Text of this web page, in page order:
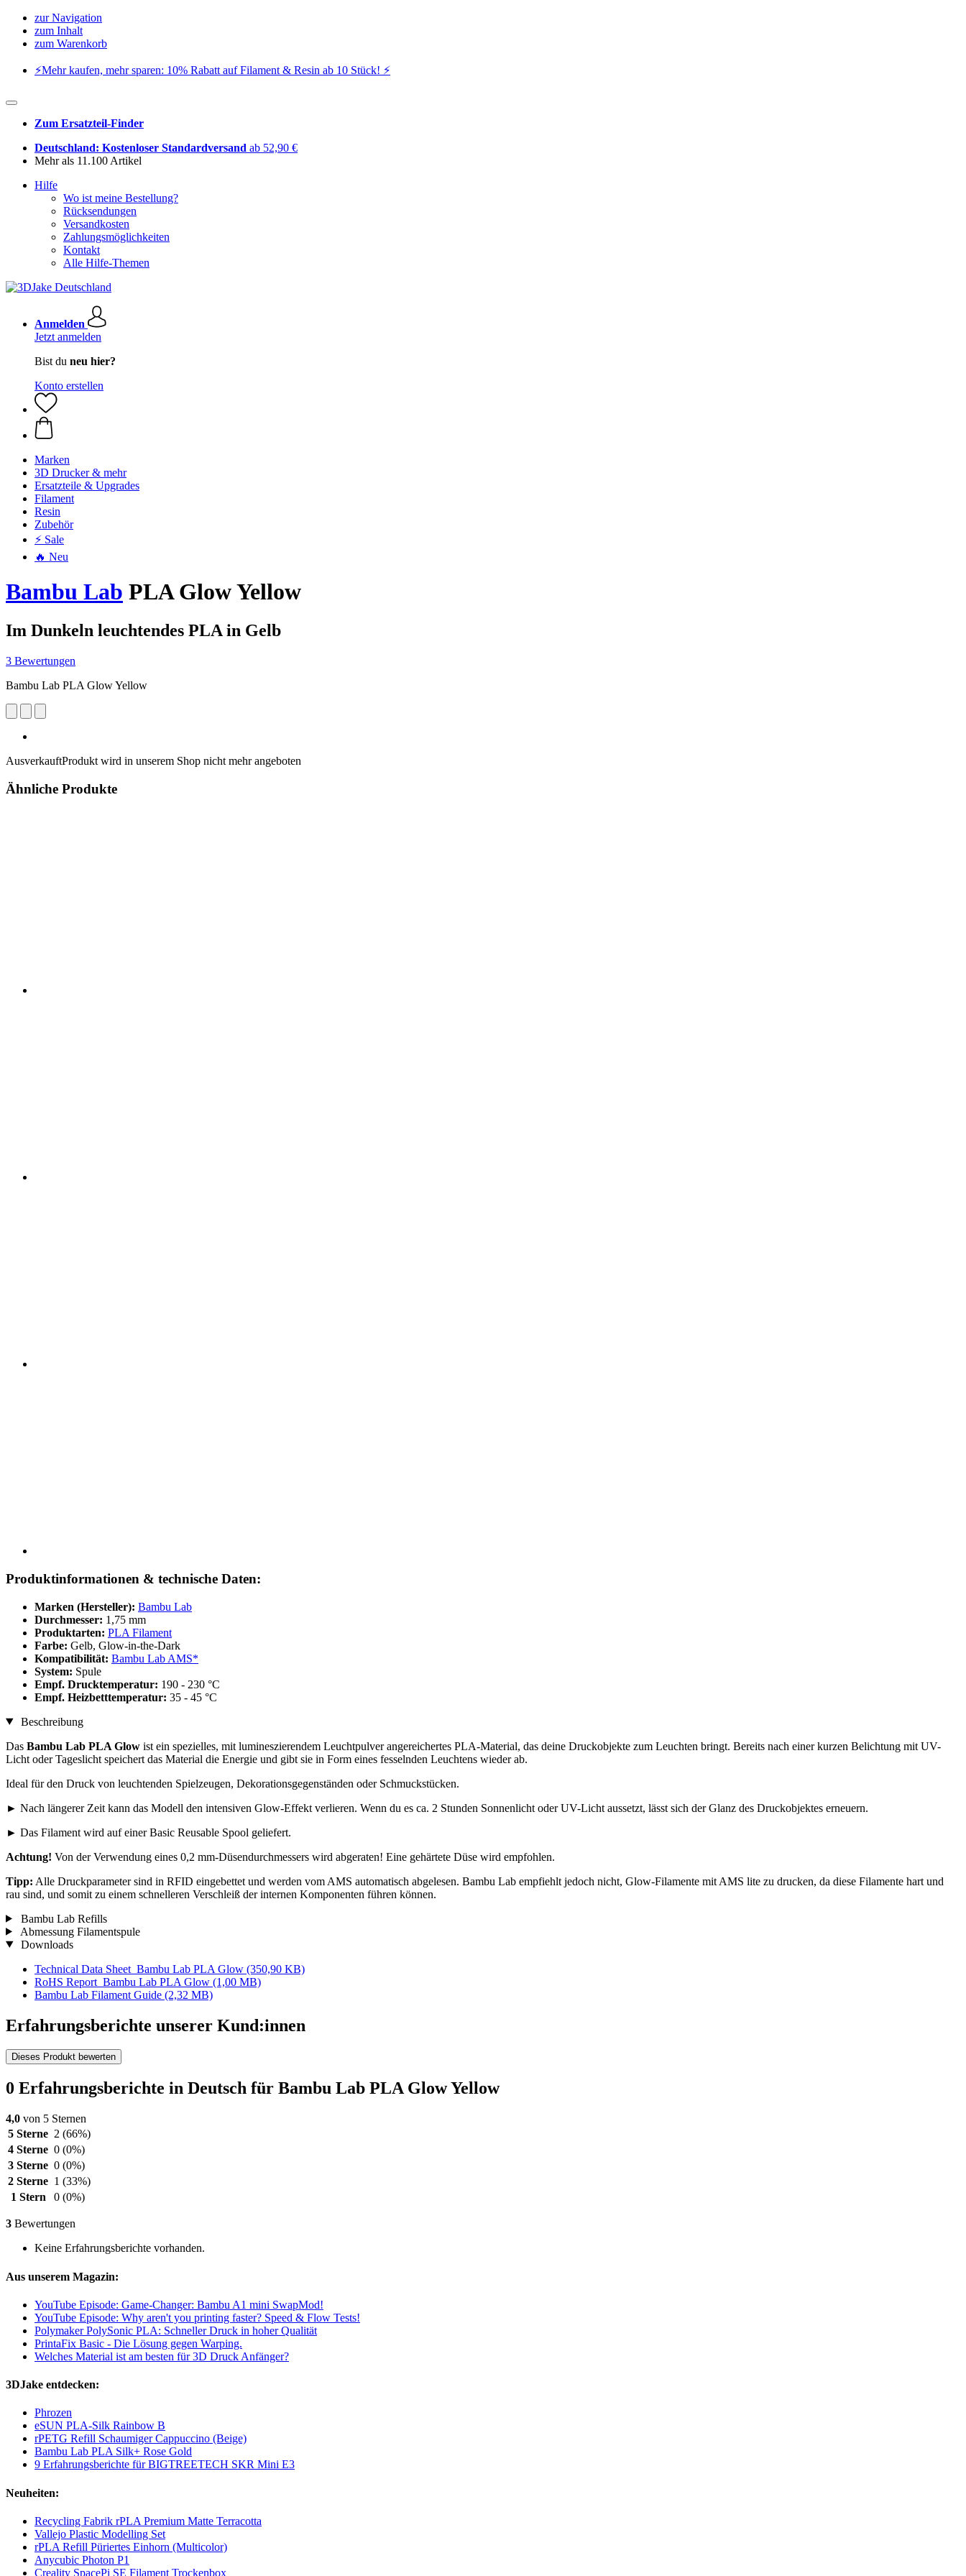
zur Navigation
zum Inhalt
zum Warenkorb
⚡️Mehr kaufen, mehr sparen: 10% Rabatt auf Filament & Resin ab 10 Stück! ⚡️
Zum Ersatzteil-Finder
Deutschland: Kostenloser Standardversand ab 52,90 €
Mehr als 11.100 Artikel
Hilfe
Wo ist meine Bestellung?
Rücksendungen
Versandkosten
Zahlungsmöglichkeiten
Kontakt
Alle Hilfe-Themen
Anmelden
Jetzt anmelden
Bist du neu hier?
Konto erstellen
Marken
3D Drucker & mehr
Ersatzteile & Upgrades
Filament
Resin
Zubehör
⚡ Sale
🔥 Neu
Bambu Lab PLA Glow Yellow
Im Dunkeln leuchtendes PLA in Gelb
3 Bewertungen
Bambu Lab PLA Glow Yellow
AusverkauftProdukt wird in unserem Shop nicht mehr angeboten
Ähnliche Produkte
Produktinformationen & technische Daten:
Marken (Hersteller): Bambu Lab
Durchmesser: 1,75 mm
Produktarten: PLA Filament
Farbe: Gelb, Glow-in-the-Dark
Kompatibilität: Bambu Lab AMS*
System: Spule
Empf. Drucktemperatur: 190 - 230 °C
Empf. Heizbetttemperatur: 35 - 45 °C
Beschreibung
Das Bambu Lab PLA Glow ist ein spezielles, mit lumineszierendem Leuchtpulver angereichertes PLA-Material, das deine Druckobjekte zum Leuchten bringt. Bereits nach einer kurzen Belichtung mit UV-
Licht oder Tageslicht speichert das Material die Energie und gibt sie in Form eines fesselnden Leuchtens wieder ab.
Ideal für den Druck von leuchtenden Spielzeugen, Dekorationsgegenständen oder Schmuckstücken.
► Nach längerer Zeit kann das Modell den intensiven Glow-Effekt verlieren. Wenn du es ca. 2 Stunden Sonnenlicht oder UV-Licht aussetzt, lässt sich der Glanz des Druckobjektes erneuern.
► Das Filament wird auf einer Basic Reusable Spool geliefert.
Achtung! Von der Verwendung eines 0,2 mm-Düsendurchmessers wird abgeraten! Eine gehärtete Düse wird empfohlen.
Tipp: Alle Druckparameter sind in RFID eingebettet und werden vom AMS automatisch abgelesen. Bambu Lab empfiehlt jedoch nicht, Glow-Filamente mit AMS lite zu drucken, da diese Filamente hart und
rau sind, und somit zu einem schnelleren Verschleiß der internen Komponenten führen können.
Bambu Lab Refills
Abmessung Filamentspule
Downloads
Technical Data Sheet_Bambu Lab PLA Glow (350,90 KB)
RoHS Report_Bambu Lab PLA Glow (1,00 MB)
Bambu Lab Filament Guide (2,32 MB)
Erfahrungsberichte unserer Kund:innen
Dieses Produkt bewerten
0 Erfahrungsberichte in Deutsch für Bambu Lab PLA Glow Yellow
4,0 von 5 Sternen
5 Sterne 2 (66%)
4 Sterne 0 (0%)
3 Sterne 0 (0%)
2 Sterne 1 (33%)
1 Stern
0 (0%)
3 Bewertungen
Keine Erfahrungsberichte vorhanden.
Aus unserem Magazin:
YouTube Episode: Game-Changer: Bambu A1 mini SwapMod!
YouTube Episode: Why aren't you printing faster? Speed & Flow Tests!
Polymaker PolySonic PLA: Schneller Druck in hoher Qualität
PrintaFix Basic - Die Lösung gegen Warping.
Welches Material ist am besten für 3D Druck Anfänger?
3DJake entdecken:
Phrozen
eSUN PLA-Silk Rainbow B
rPETG Refill Schaumiger Cappuccino (Beige)
Bambu Lab PLA Silk+ Rose Gold
9 Erfahrungsberichte für BIGTREETECH SKR Mini E3
Neuheiten:
Recycling Fabrik rPLA Premium Matte Terracotta
Vallejo Plastic Modelling Set
rPLA Refill Püriertes Einhorn (Multicolor)
Anycubic Photon P1
Creality SpacePi SE Filament Trockenbox